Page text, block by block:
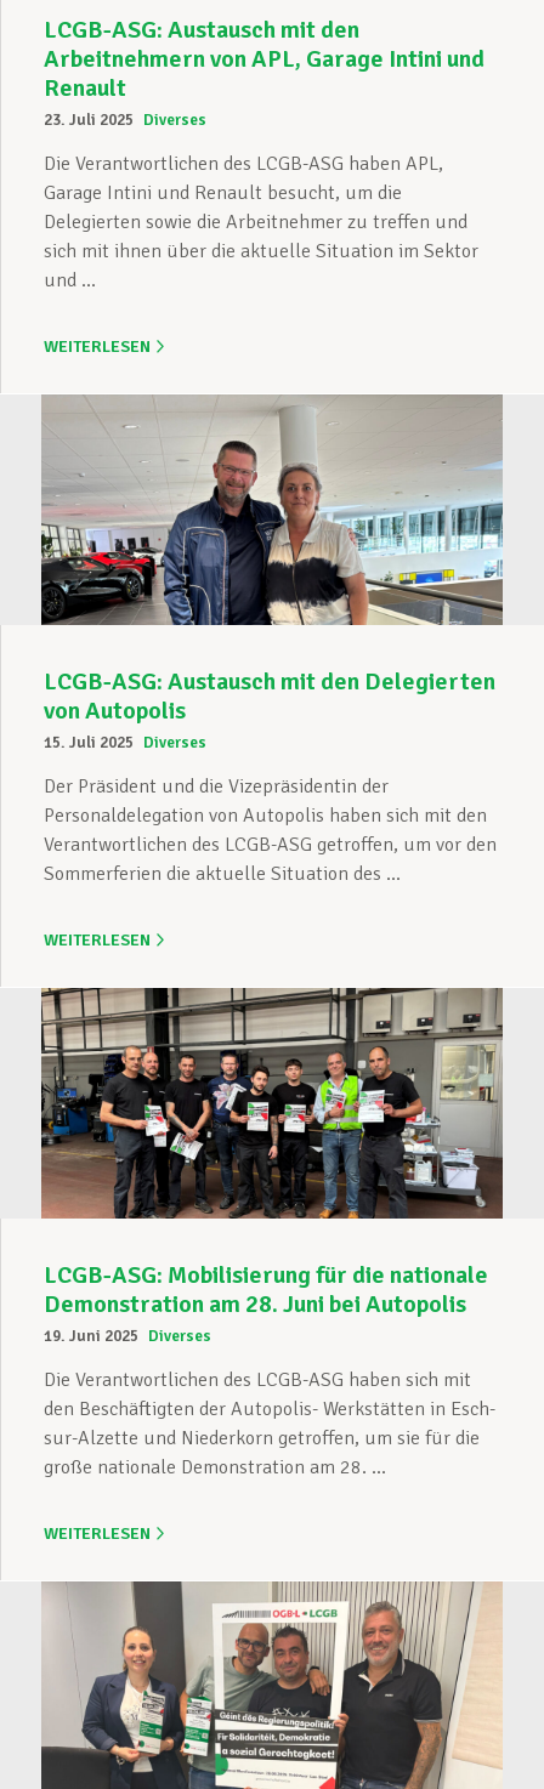
LCGB-ASG: Austausch mit den
Arbeitnehmern von APL, Garage Intini und
Renault
23. Juli 2025 Diverses
Die Verantwortlichen des LCGB-ASG haben APL,
Garage Intini und Renault besucht, um die
Delegierten sowie die Arbeitnehmer zu treffen und
sich mit ihnen über die aktuelle Situation im Sektor
und ...
WEITERLESEN
LCGB-ASG: Austausch mit den Delegierten
von Autopolis
15. Juli 2025 Diverses
Der Präsident und die Vizepräsidentin der
Personaldelegation von Autopolis haben sich mit den
Verantwortlichen des LCGB-ASG getroffen, um vor den
Sommerferien die aktuelle Situation des ...
WEITERLESEN
LCGB-ASG: Mobilisierung für die nationale
Demonstration am 28. Juni bei Autopolis
19. Juni 2025 Diverses
Die Verantwortlichen des LCGB-ASG haben sich mit
den Beschäftigten der Autopolis- Werkstätten in Esch-
sur-Alzette und Niederkorn getroffen, um sie für die
große nationale Demonstration am 28. ...
WEITERLESEN